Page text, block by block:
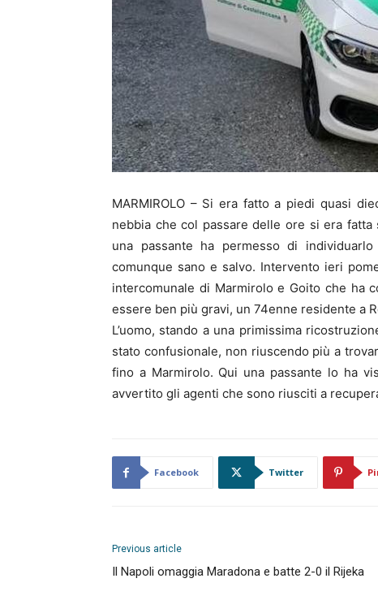
MARMIROLO – Si era fatto a piedi quasi
nebbia che col passare delle ore si era
una passante ha permesso di
comunque sano e salvo. Intervento ieri
intercomunale di Marmirolo e Goito che ha
essere ben più gravi, un 74enne residente a
L’uomo, stando a una primissima
stato confusionale, non riuscendo più a
fino a Marmirolo. Qui una passante lo ha
avvertito gli agenti che sono riusciti a
Facebook Twitter
Previous article
Il Napoli omaggia Maradona e batte 2-0 il Rijeka